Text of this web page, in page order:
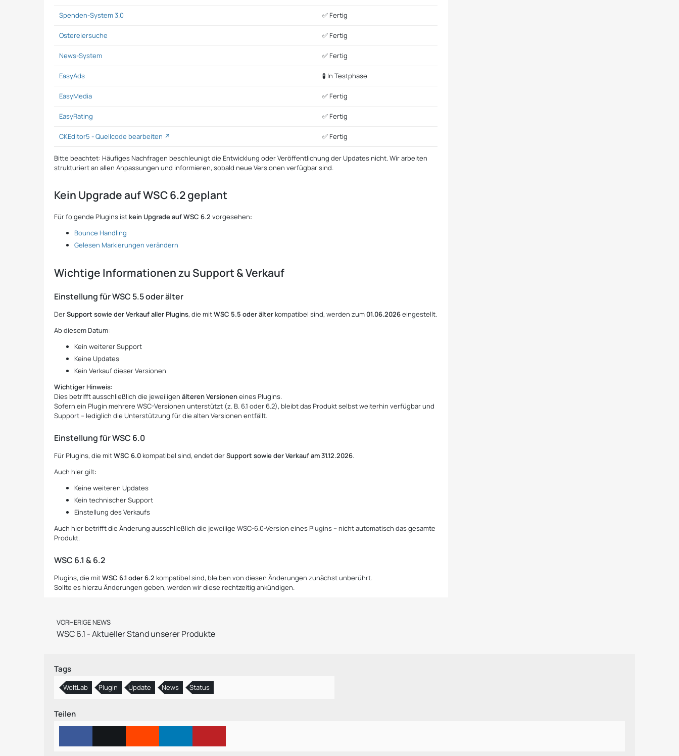
Spenden-System 3.0 ✅ Fertig
Ostereiersuche ✅ Fertig
News-System ✅ Fertig
EasyAds 🧪 In Testphase
EasyMedia ✅ Fertig
EasyRating ✅ Fertig
CKEditor5 - Quellcode bearbeiten ✅ Fertig
Bitte beachtet: Häufiges Nachfragen beschleunigt die Entwicklung oder Veröffentlichung der Updates nicht. Wir arbeiten
strukturiert an allen Anpassungen und informieren, sobald neue Versionen verfügbar sind.
Kein Upgrade auf WSC 6.2 geplant
Für folgende Plugins ist kein Upgrade auf WSC 6.2 vorgesehen:
Bounce Handling
Gelesen Markierungen verändern
Wichtige Informationen zu Support & Verkauf
Einstellung für WSC 5.5 oder älter
DerSupport sowie der Verkauf aller Plugins, die mitWSC 5.5 oder älter kompatibel sind, werden zum 01.06.2026eingestellt.
Ab diesem Datum:
Kein weiterer Support
Keine Updates
Kein Verkauf dieser Versionen
Wichtiger Hinweis:
Dies betrifft ausschließlich die jeweiligenälteren Versioneneines Plugins.
Sofern ein Plugin mehrere WSC-Versionen unterstützt (z. B. 6.1 oder 6.2), bleibt das Produkt selbst weiterhin verfügbar und
Support – lediglich die Unterstützung für die alten Versionen entfällt.
Einstellung für WSC 6.0
Für Plugins, die mitWSC 6.0 kompatibel sind, endet derSupport sowie der Verkauf am 31.12.2026
Auch hier gilt:
Keine weiteren Updates
Kein technischer Support
Einstellung des Verkaufs
Auch hier betrifft die Änderung ausschließlich die jeweilige WSC-6.0-Version eines Plugins – nicht automatisch das gesamte
Produkt.
WSC 6.1 & 6.2
Plugins, die mitWSC 6.1 oder 6.2 kompatibel sind, bleiben von diesen Änderungen zunächst unberührt.
Sollte es hierzu Änderungen geben, werden wir diese rechtzeitig ankündigen.
VORHERIGE NEWS
WSC 6.1 - Aktueller Stand unserer Produkte
Tags
WoltLab Plugin Update News Status
Teilen